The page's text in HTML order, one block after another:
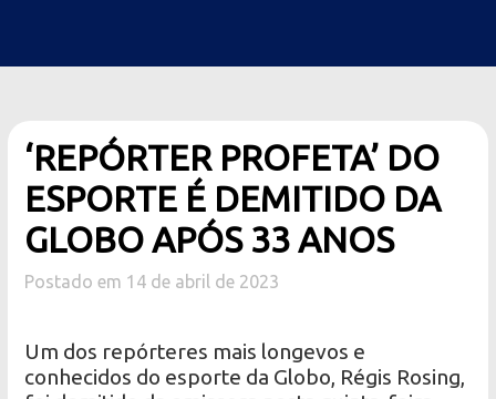
‘REPÓRTER PROFETA’ DO
ESPORTE É DEMITIDO DA
GLOBO APÓS 33 ANOS
Postado em 14 de abril de 2023
Um dos repórteres mais longevos e
conhecidos do esporte da Globo, Régis Rosing,